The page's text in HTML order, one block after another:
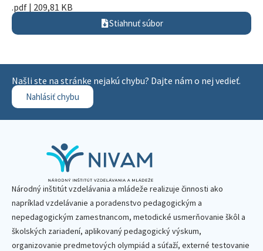
.pdf | 209,81 KB
Stiahnuť súbor
Našli ste na stránke nejakú chybu? Dajte nám o nej vedieť.
Nahlásiť chybu
Národný inštitút vzdelávania a mládeže realizuje činnosti ako
napríklad vzdelávanie a poradenstvo pedagogickým a
nepedagogickým zamestnancom, metodické usmerňovanie škôl a
školských zariadení, aplikovaný pedagogický výskum,
organizovanie predmetových olympiád a súťaží, externé testovanie